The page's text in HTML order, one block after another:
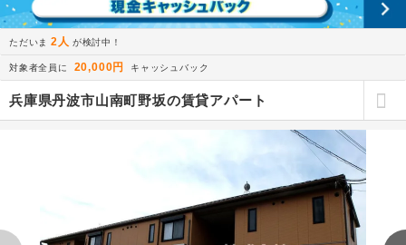
ただいま 2人 が検討中！
対象者全員に 20,000円 キャッシュバック
兵庫県丹波市山南町野坂の賃貸アパート